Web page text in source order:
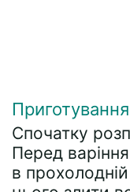
Приготування
Спочатку
Перед
в